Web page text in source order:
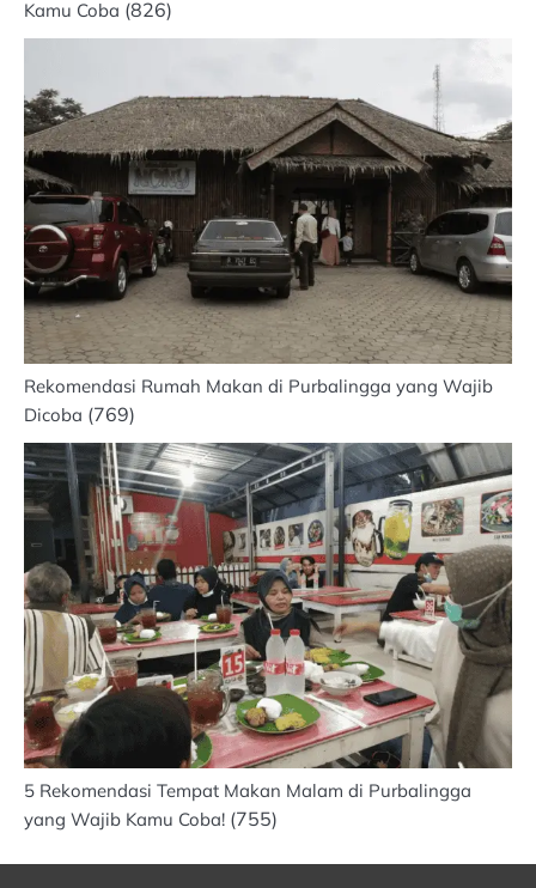
Kamu Coba (826)
Rekomendasi Rumah Makan di Purbalingga yang Wajib
Dicoba (769)
5 Rekomendasi Tempat Makan Malam di Purbalingga
yang Wajib Kamu Coba! (755)